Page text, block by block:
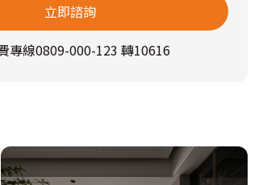
立即諮詢
專線0809-000-123 轉10616